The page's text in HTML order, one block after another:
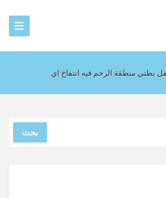
بطني منطقة الرحم فيه انتفاخ اي
بحث